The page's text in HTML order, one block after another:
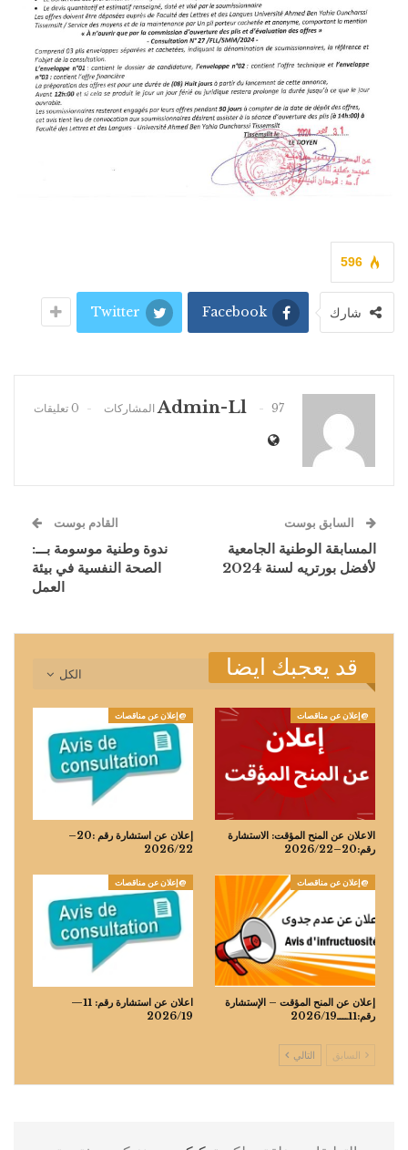
596
شارك Facebook
Twitter
Admin-Ll 97 المشاركات 0 تعليقات
السابق بوست
المسابقة الوطنية الجامعية
لأفضل بورتريه لسنة 2024
القادم بوست
ندوة وطنية موسومة بـــ:
الصحة النفسية في بيئة
العمل
الكل قد يعجبك ايضا
@إعلان عن مناقصات
الاعلان عن المنح المؤقت: الاستشارة
رقم:20–2026/22
@إعلان عن مناقصات
إعلان عن استشارة رقم :20–
2026/22
@إعلان عن مناقصات
إعلان عن المنح المؤقت – الإستشارة
رقم:11ــــ2026/19
@إعلان عن مناقصات
اعلان عن استشارة رقم: 11—
2026/19
السابق التالي